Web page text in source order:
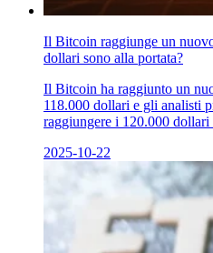
Il Bitcoin raggiunge un
dollari sono alla portata?
Il Bitcoin ha raggiunto un
118.000 dollari e gli analisti
raggiungere i 120.000 dollari
2025-10-22